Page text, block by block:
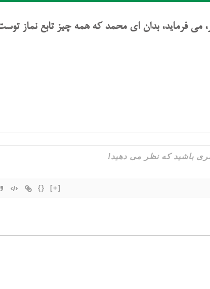
می فرماید، بدان ای محمد که همه چیز تابع نماز
{} [+]